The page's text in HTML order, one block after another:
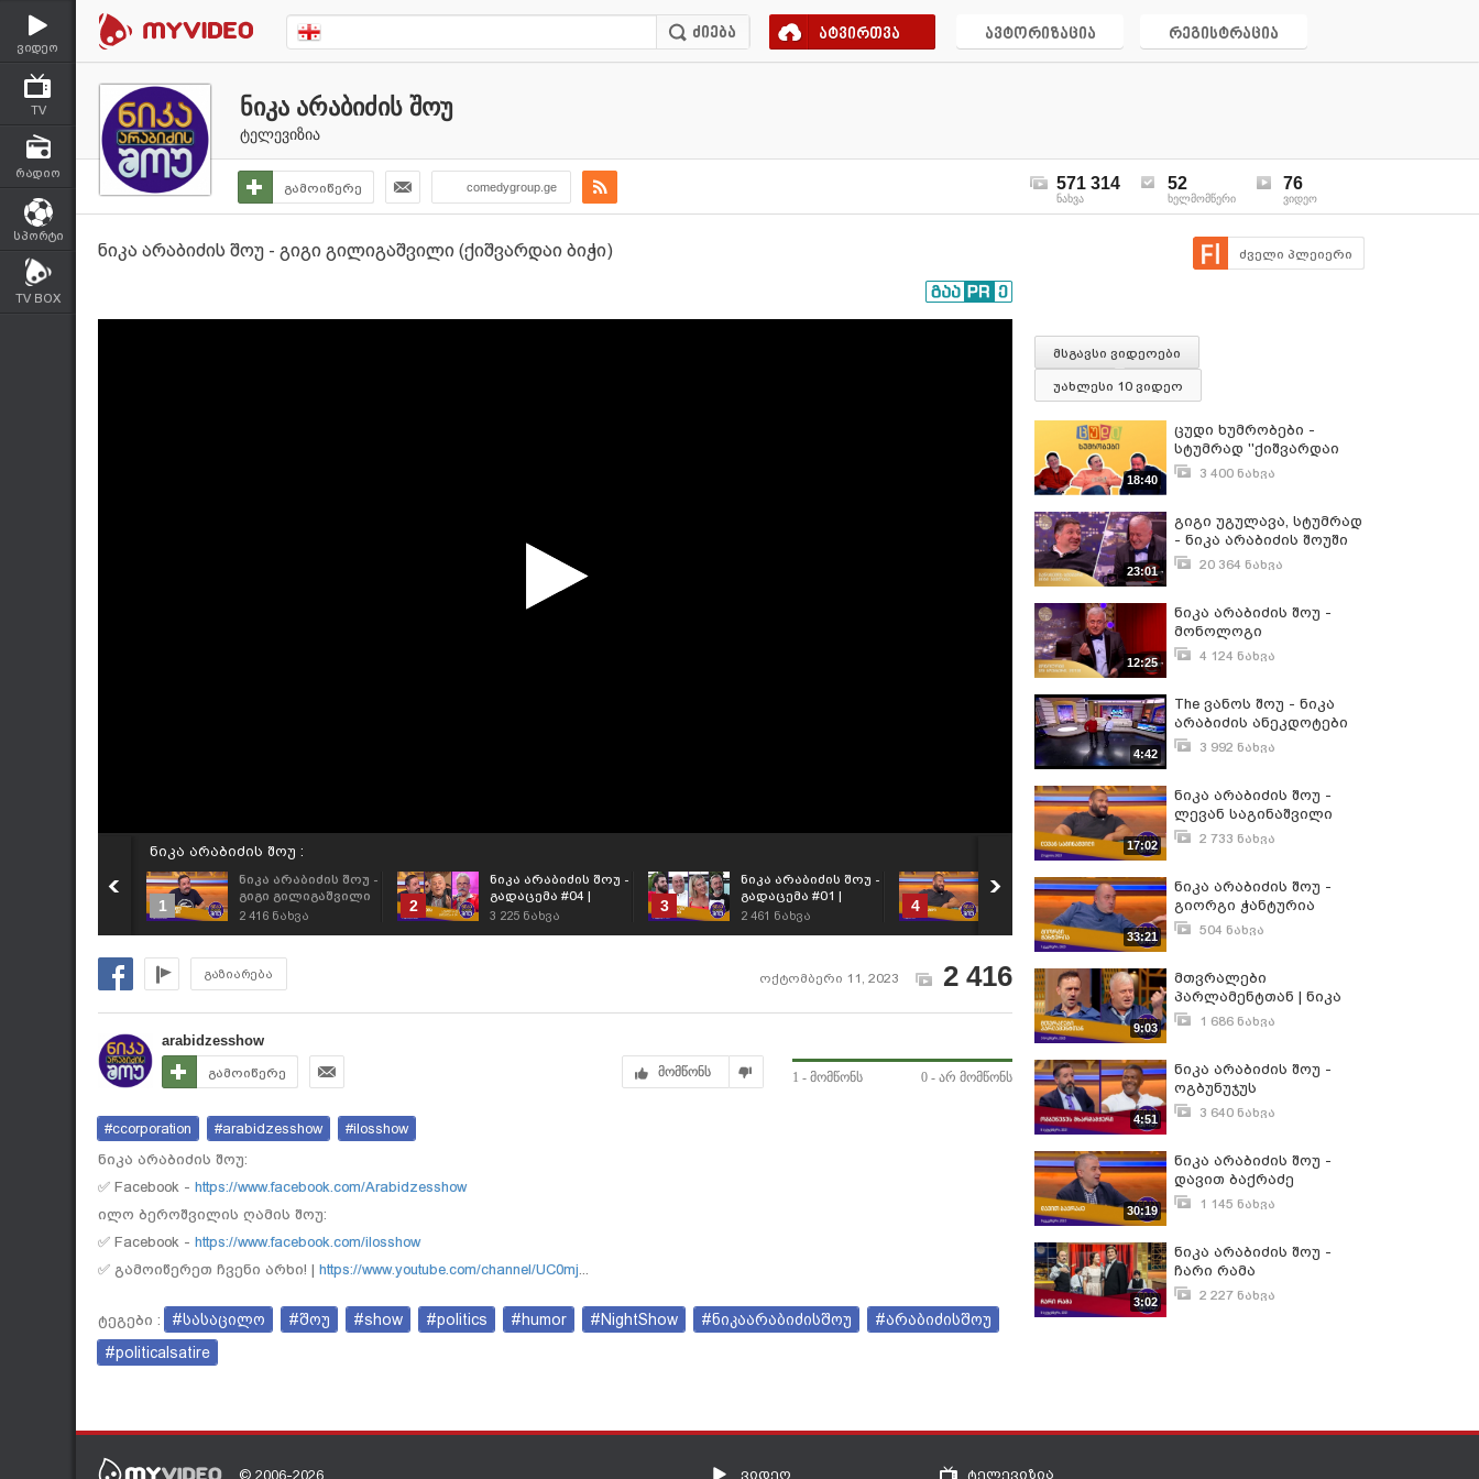
ვიდეო
TV
რადიო
სპორტი
TV BOX
ატვირთვა ავტორიზაცია რეგისტრაცია
ნიკა არაბიძის შოუ
ტელევიზია
გამოიწერე comedygroup.ge 571 314
ნახვა
52
ხელმომწერი
76
ვიდეო
ნიკა არაბიძის შოუ - გიგი გილიგაშვილი (ქიშვარდაი ბიჭი) ძველი პლეიერი
ნიკა არაბიძის შოუ :
1
ნიკა არაბიძის შოუ -
გიგი გილიგაშვილი
(ქიშვარდაი ბიჭი)
2 416 ნახვა
2
ნიკა არაბიძის შოუ -
გადაცემა #04 |
სეზონი #06
3 225 ნახვა
3
ნიკა არაბიძის შოუ -
გადაცემა #01 |
სეზონი #06
2 461 ნახვა
4
ნიკა არაბიძის შოუ -
ლევან საგინაშვილი
ნახვა
5
დღეს, 22:00-ზე, ნიკა
არაბიძის შოუ
Formula • ფორმულა-
ზე!
5 520ნახვა
გაზიარება ოქტომბერი 11, 2023 2 416
arabidzesshow
გამოიწერე მომწონს 1 - მომწონს 0 - არ მომწონს
#ccorporation #arabidzesshow
#ilosshow
ნიკა არაბიძის შოუ:
✅ Facebook - https://www.facebook.com/Arabidzesshow
ილო ბეროშვილის ღამის შოუ:
✅ Facebook - https://www.facebook.com/ilosshow
✅ გამოიწერეთ ჩვენი არხი! | https://www.youtube.com/channel/UC0mj...
ტეგები : #სასაცილო #შოუ #show #politics #humor #NightShow #ნიკაარაბიძისშოუ
#არაბიძისშოუ
#politicalsatire
მსგავსი ვიდეოები
უახლესი 10 ვიდეო
18:40
ცუდი ხუმრობები -
სტუმრად ''ქიშვარდაი
ბიჭი'' გიგი
3 400 ნახვა
23:01
გიგი უგულავა, სტუმრად
- ნიკა არაბიძის შოუში
20 364 ნახვა
12:25
ნიკა არაბიძის შოუ -
მონოლოგი
4 124 ნახვა
4:42
The ვანოს შოუ - ნიკა
არაბიძის ანეკდოტები
3 992 ნახვა
17:02
ნიკა არაბიძის შოუ -
ლევან საგინაშვილი
2 733 ნახვა
33:21
ნიკა არაბიძის შოუ -
გიორგი ჭანტურია
504 ნახვა
9:03
მთვრალები
პარლამენტთან | ნიკა
არაბიძის შოუ
1 686 ნახვა
4:51
ნიკა არაბიძის შოუ -
ოგბუნუჯუს
მხარდამჭერი
3 640 ნახვა
30:19
ნიკა არაბიძის შოუ -
დავით ბაქრაძე
1 145 ნახვა
3:02
ნიკა არაბიძის შოუ -
ჩარი რამა
2 227 ნახვა
© 2006-2026 ვიდეო ტელევიზია